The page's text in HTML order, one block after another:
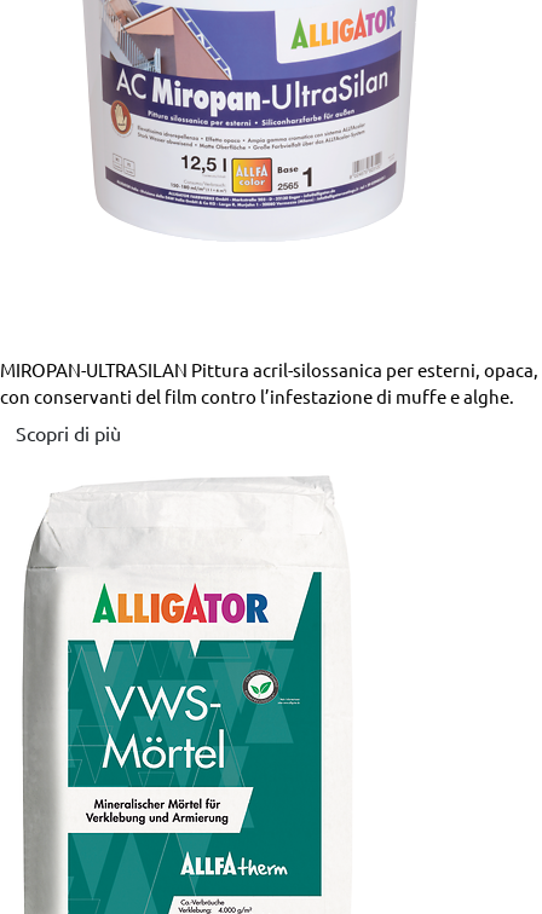
MIROPAN-ULTRASILAN Pittura acril-silossanica per esterni, opaca,
con conservanti del film contro l’infestazione di muffe e alghe.
Scopri di più